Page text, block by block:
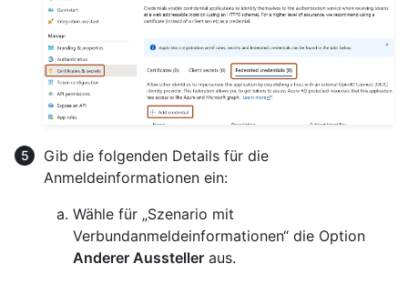
Gib die folgenden Details für die
Anmeldeinformationen ein:
Wähle für „Szenario mit
Verbundanmeldeinformationen“ die Option
Anderer Aussteller aus.